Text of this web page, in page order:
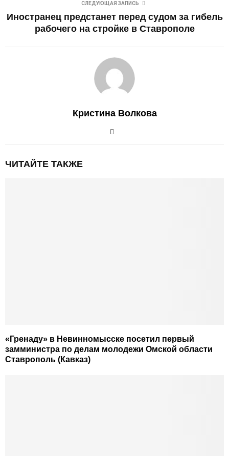
СЛЕДУЮЩАЯ ЗАПИСЬ
Иностранец предстанет перед судом за гибель
рабочего на стройке в Ставрополе
Кристина Волкова
ЧИТАЙТЕ ТАКЖЕ
«Гренаду» в Невинномысске посетил первый
замминистра по делам молодежи Омской области
Ставрополь (Кавказ)